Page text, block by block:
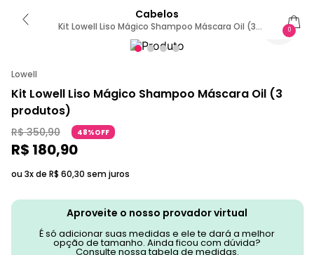
Cabelos
Kit Lowell Liso Mágico Shampoo Máscara Oil (3
Produtos)
0
Lowell
Kit Lowell Liso Mágico Shampoo Máscara Oil (3
produtos)
R$ 350,90 48%OFF
R$ 180,90
ou 3x de R$ 60,30 sem juros
Aproveite o nosso provador virtual
É só adicionar suas medidas e ele te dará a melhor
opção de tamanho. Ainda ficou com dúvida?
Consulte nossa tabela de medidas.